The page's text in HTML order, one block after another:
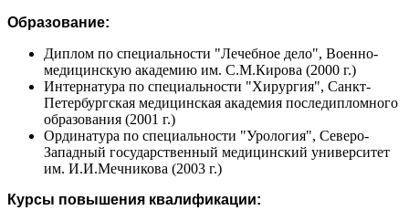
Образование:
Диплом по специальности "Лечебное дело", Военно-
медицинскую академию им. С.М.Кирова (2000 г.)
Интернатура по специальности "Хирургия", Санкт-
Петербургская медицинская академия последипломного
образования (2001 г.)
Ординатура по специальности "Урология", Северо-
Западный государственный медицинский университет
им. И.И.Мечникова (2003 г.)
Курсы повышения квалификации: